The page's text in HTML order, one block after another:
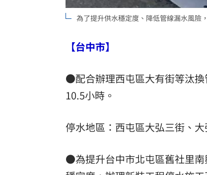
為了提升供水穩定度、降低管線漏水風險
【台中市】
●配合辦理西屯區大有街等汰
10.5小時。
停水地區：西屯區大弘三街、
●為提升台中市北屯區舊社里